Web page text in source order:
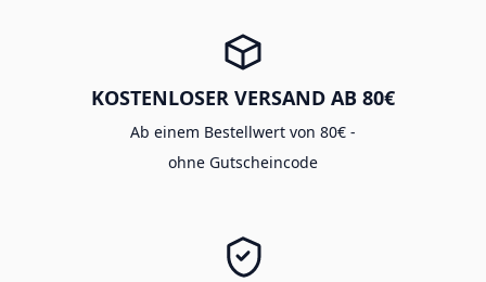
KOSTENLOSER VERSAND AB 80€
Ab einem Bestellwert von 80€ -
ohne Gutscheincode